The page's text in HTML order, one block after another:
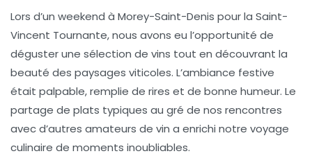
Lors d’un weekend à Morey-Saint-Denis pour la Saint-
Vincent Tournante, nous avons eu l’opportunité de
déguster une sélection de vins tout en découvrant la
beauté des paysages viticoles. L’ambiance festive
était palpable, remplie de rires et de bonne humeur. Le
partage de plats typiques au gré de nos rencontres
avec d’autres amateurs de vin a enrichi notre voyage
culinaire de moments inoubliables.